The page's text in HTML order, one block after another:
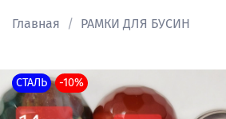
Главная РАМКИ ДЛЯ БУСИН
СТАЛЬ -10%